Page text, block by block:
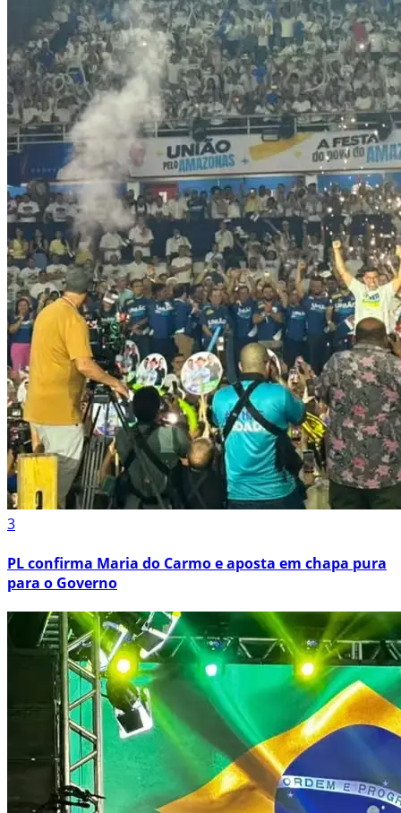
3
PL confirma Maria do Carmo e aposta em chapa pura
para o Governo